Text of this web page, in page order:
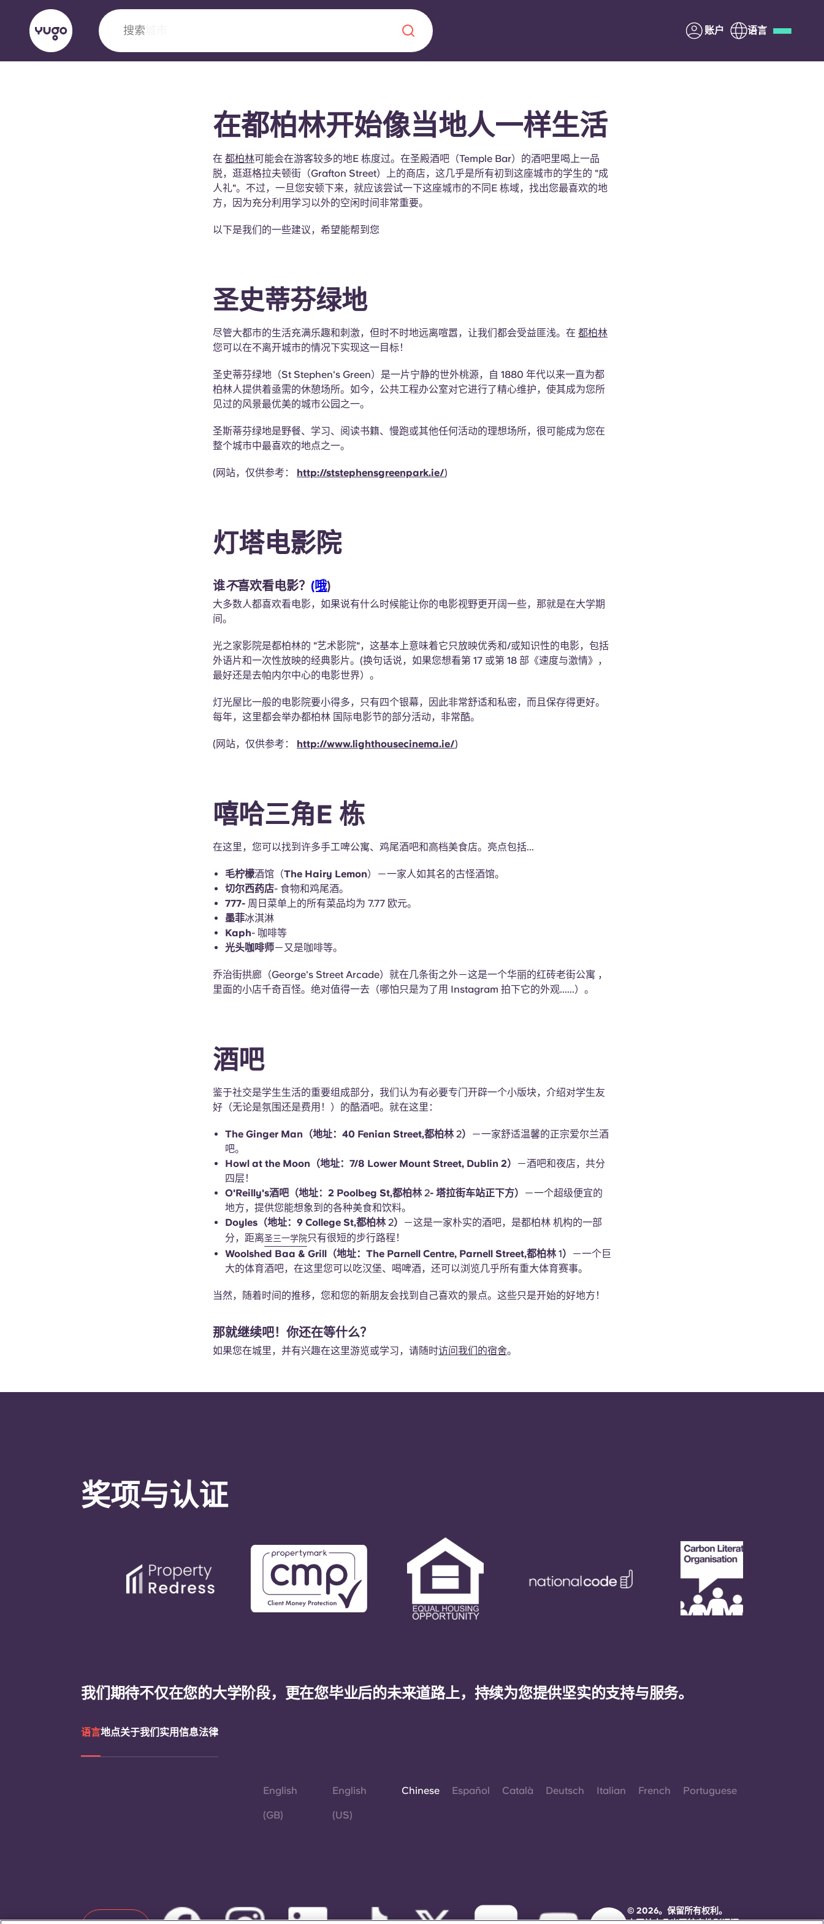
搜索 账户 语言
Yugo VCARB：引领公寓新时代 关于我们 与Yugo合作
在都柏林开始像当地人一样生活
在 都柏林可能会在游客较多的地E 栋度过。在圣殿酒吧（Temple Bar）的酒吧里喝上一品
脱，逛逛格拉夫顿街（Grafton Street）上的商店，这几乎是所有初到这座城市的学生的 "成
人礼"。不过，一旦您安顿下来，就应该尝试一下这座城市的不同E 栋域，找出您最喜欢的地
方，因为充分利用学习以外的空闲时间非常重要。
以下是我们的一些建议，希望能帮到您
圣史蒂芬绿地
尽管大都市的生活充满乐趣和刺激，但时不时地远离喧嚣，让我们都会受益匪浅。在 都柏林
您可以在不离开城市的情况下实现这一目标！
圣史蒂芬绿地（St Stephen's Green）是一片宁静的世外桃源，自 1880 年代以来一直为都
柏林人提供着亟需的休憩场所。如今，公共工程办公室对它进行了精心维护，使其成为您所
见过的风景最优美的城市公园之一。
圣斯蒂芬绿地是野餐、学习、阅读书籍、慢跑或其他任何活动的理想场所，很可能成为您在
整个城市中最喜欢的地点之一。
(网站，仅供参考： http://ststephensgreenpark.ie/)
灯塔电影院
谁不喜欢看电影？ (哦)
大多数人都喜欢看电影，如果说有什么时候能让你的电影视野更开阔一些，那就是在大学期
间。
光之家影院是都柏林的 "艺术影院"，这基本上意味着它只放映优秀和/或知识性的电影，包括
外语片和一次性放映的经典影片。(换句话说，如果您想看第 17 或第 18 部《速度与激情》，
最好还是去帕内尔中心的电影世界）。
灯光屋比一般的电影院要小得多，只有四个银幕，因此非常舒适和私密，而且保存得更好。
每年，这里都会举办都柏林 国际电影节的部分活动，非常酷。
(网站，仅供参考： http://www.lighthousecinema.ie/)
嘻哈三角E 栋
在这里，您可以找到许多手工啤公寓、鸡尾酒吧和高档美食店。亮点包括...
毛柠檬酒馆（The Hairy Lemon）－一家人如其名的古怪酒馆。
切尔西药店- 食物和鸡尾酒。
777- 周日菜单上的所有菜品均为 7.77 欧元。
墨菲冰淇淋
Kaph- 咖啡等
光头咖啡师－又是咖啡等。
乔治街拱廊（George's Street Arcade）就在几条街之外－这是一个华丽的红砖老街公寓 ，
里面的小店千奇百怪。绝对值得一去（哪怕只是为了用 Instagram 拍下它的外观......）。
酒吧
鉴于社交是学生生活的重要组成部分，我们认为有必要专门开辟一个小版块，介绍对学生友
好（无论是氛围还是费用！）的酷酒吧。就在这里：
The Ginger Man（地址：40 Fenian Street,都柏林2）
－一家舒适温馨的正宗爱尔兰酒
吧。
Howl at the Moon（地址：7/8 Lower Mount Street, Dublin 2）
－酒吧和夜店，共分
四层！
O'Reilly's酒吧（地址：2 Poolbeg St,都柏林2- 塔拉街车站正下方）
－一个超级便宜的
地方，提供您能想象到的各种美食和饮料。
Doyles（地址：9 College St,都柏林2）
－这是一家朴实的酒吧，是都柏林 机构的一部
分，距离圣三一学院只有很短的步行路程！
Woolshed Baa & Grill（地址：The Parnell Centre, Parnell Street,都柏林1）
－一个巨
大的体育酒吧，在这里您可以吃汉堡、喝啤酒，还可以浏览几乎所有重大体育赛事。
当然，随着时间的推移，您和您的新朋友会找到自己喜欢的景点。这些只是开始的好地方！
那就继续吧！你还在等什么？
如果您在城里，并有兴趣在这里游览或学习，请随时访问我们的宿舍。
奖项与认证
我们期待不仅在您的大学阶段，更在您毕业后的未来道路上，持续为您提供坚实的支持与服务。
语言地点关于我们实用信息法律
English
(GB)
English
(US)
Chinese Español Català Deutsch Italian French Portuguese
© 2026。保留所有权利。